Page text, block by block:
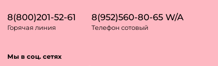
8(800)201-52-61
Горячая линия
8(952)560-80-65 W/A
Телефон сотовый
Мы в соц. сетях